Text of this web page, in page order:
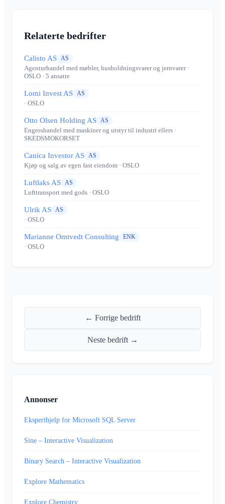
Relaterte bedrifter
Calisto AS AS
Agenturhandel med møbler, husholdningsvarer og jernvarer·
OSLO · 5 ansatte
Lomi Invest AS AS
· OSLO
Otto Olsen Holding AS AS
Engroshandel med maskiner og utstyr til industri ellers ·
SKEDSMOKORSET
Canica Investor AS AS
Kjøp og salg av egen fast eiendom · OSLO
Luftlaks AS AS
Lufttransport med gods · OSLO
Ulrik AS AS
· OSLO
Marianne Omtvedt Consulting ENK
· OSLO
← Forrige bedrift
Neste bedrift →
Annonser
Eksperthjelp for Microsoft SQL Server
Sine – Interactive Visualization
Binary Search – Interactive Visualization
Explore Mathematics
Explore Chemistry